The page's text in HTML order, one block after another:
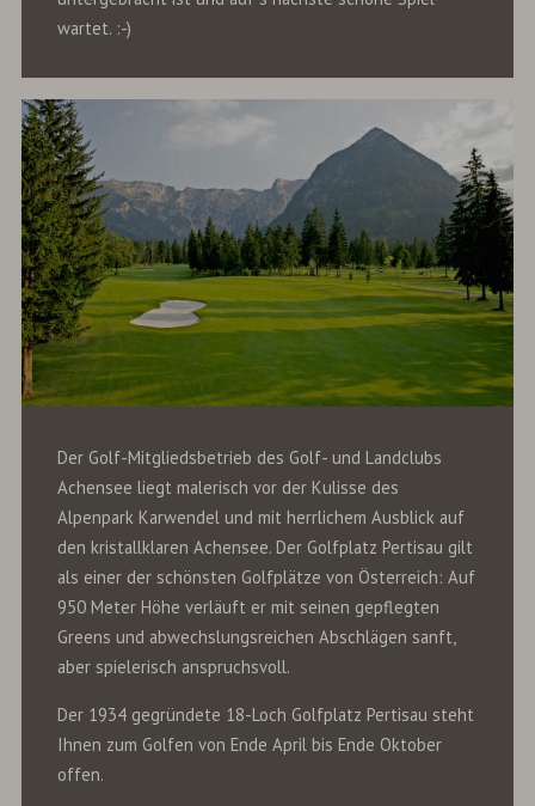
wartet. :-)
Der Golf-Mitgliedsbetrieb des Golf- und Landclubs
Achensee liegt malerisch vor der Kulisse des
Alpenpark Karwendel und mit herrlichem Ausblick auf
den kristallklaren Achensee. Der Golfplatz Pertisau gilt
als einer der schönsten Golfplätze von Österreich: Auf
950 Meter Höhe verläuft er mit seinen gepflegten
Greens und abwechslungsreichen Abschlägen sanft,
aber spielerisch anspruchsvoll.
Der 1934 gegründete 18-Loch Golfplatz Pertisau steht
Ihnen zum Golfen von Ende April bis Ende Oktober
offen.